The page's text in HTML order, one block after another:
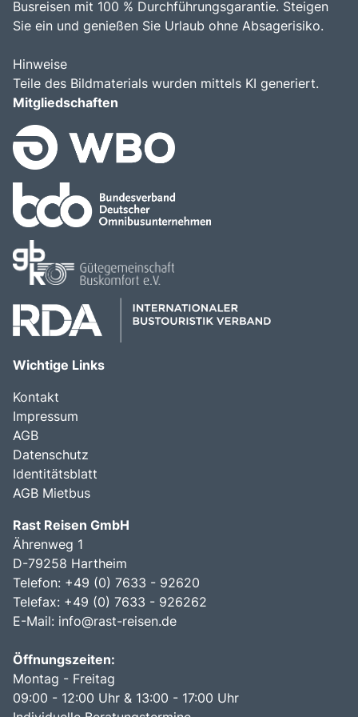
Busreisen mit 100 % Durchführungsgarantie. Steigen
Sie ein und genießen Sie Urlaub ohne Absagerisiko.
Hinweise
Teile des Bildmaterials wurden mittels KI generiert.
Mitgliedschaften
Wichtige Links
Kontakt
Impressum
AGB
Datenschutz
Identitätsblatt
AGB Mietbus
Rast Reisen GmbH
Ährenweg 1
D-79258 Hartheim
Telefon: +49 (0) 7633 - 92620
Telefax: +49 (0) 7633 - 926262
E-Mail: info@rast-reisen.de
Öffnungszeiten:
Montag - Freitag
09:00 - 12:00 Uhr & 13:00 - 17:00 Uhr